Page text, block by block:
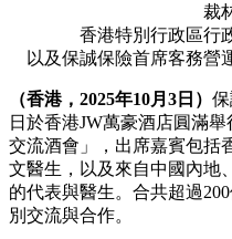
裁
香港特別行政區行
以及保誠保險首席客務營
（香港，2025年10月3日）
日於香港JW萬豪酒店圓滿
交流酒會」，出席嘉賓包括
文醫生，以及來自中國內地
的代表與醫生。合共超過
別交流與合作。